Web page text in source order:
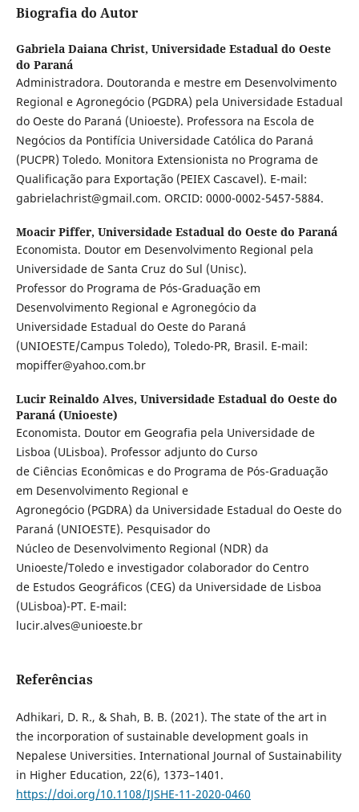
Biografia do Autor
Gabriela Daiana Christ, Universidade Estadual do Oeste
do Paraná
Administradora. Doutoranda e mestre em Desenvolvimento
Regional e Agronegócio (PGDRA) pela Universidade Estadual
do Oeste do Paraná (Unioeste). Professora na Escola de
Negócios da Pontifícia Universidade Católica do Paraná
(PUCPR) Toledo. Monitora Extensionista no Programa de
Qualificação para Exportação (PEIEX Cascavel). E-mail:
gabrielachrist@gmail.com. ORCID: 0000-0002-5457-5884.
Moacir Piffer, Universidade Estadual do Oeste do Paraná
Economista. Doutor em Desenvolvimento Regional pela
Universidade de Santa Cruz do Sul (Unisc).
Professor do Programa de Pós-Graduação em
Desenvolvimento Regional e Agronegócio da
Universidade Estadual do Oeste do Paraná
(UNIOESTE/Campus Toledo), Toledo-PR, Brasil. E-mail:
mopiffer@yahoo.com.br
Lucir Reinaldo Alves, Universidade Estadual do Oeste do
Paraná (Unioeste)
Economista. Doutor em Geografia pela Universidade de
Lisboa (ULisboa). Professor adjunto do Curso
de Ciências Econômicas e do Programa de Pós-Graduação
em Desenvolvimento Regional e
Agronegócio (PGDRA) da Universidade Estadual do Oeste do
Paraná (UNIOESTE). Pesquisador do
Núcleo de Desenvolvimento Regional (NDR) da
Unioeste/Toledo e investigador colaborador do Centro
de Estudos Geográficos (CEG) da Universidade de Lisboa
(ULisboa)-PT. E-mail:
lucir.alves@unioeste.br
Referências
Adhikari, D. R., & Shah, B. B. (2021). The state of the art in
the incorporation of sustainable development goals in
Nepalese Universities. International Journal of Sustainability
in Higher Education, 22(6), 1373–1401.
https://doi.org/10.1108/IJSHE-11-2020-0460